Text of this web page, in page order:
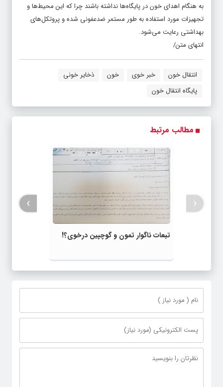
به هنگام اهدای خون در پایگاه‌ها نداشته باشند چرا که این محیط‌ها و
تجهیزات مورد استفاده به طور مستمر ضدعفونی شده و پروتکل‌های
بهداشتی رعایت می‌شود.
انتهای متن/
انتقال خون خبر خوی خون
ذخایر خونی
پایگاه انتقال خون
مطالب مرتبط
تبعات ناگوار تمون و گوچپین درخوی؟!
‹
›